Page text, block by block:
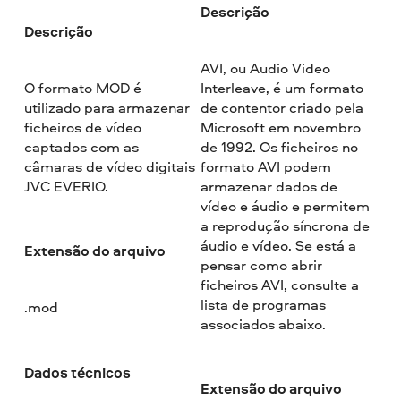
Descrição
O formato MOD é
utilizado para armazenar
ficheiros de vídeo
captados com as
câmaras de vídeo digitais
JVC EVERIO.
Extensão do arquivo
.mod
Dados técnicos
Descrição
AVI, ou Audio Video
Interleave, é um formato
de contentor criado pela
Microsoft em novembro
de 1992. Os ficheiros no
formato AVI podem
armazenar dados de
vídeo e áudio e permitem
a reprodução síncrona de
áudio e vídeo. Se está a
pensar como abrir
ficheiros AVI, consulte a
lista de programas
associados abaixo.
Extensão do arquivo